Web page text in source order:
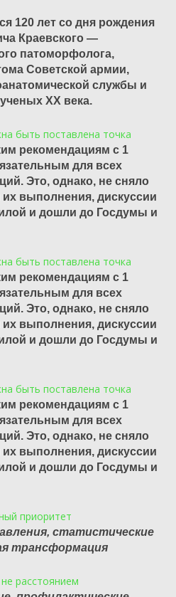
120 лет со дня рождения
Краевского —
патоморфолога,
Советской армии,
службы и
XX века.
быть поставлена точка
рекомендациям с 1
для всех
Это, однако, не сняло
выполнения, дискуссии
и дошли до Госдумы и
быть поставлена точка
рекомендациям с 1
для всех
Это, однако, не сняло
выполнения, дискуссии
и дошли до Госдумы и
быть поставлена точка
рекомендациям с 1
для всех
Это, однако, не сняло
выполнения, дискуссии
и дошли до Госдумы и
приоритет
статистические
трансформация
расстоянием